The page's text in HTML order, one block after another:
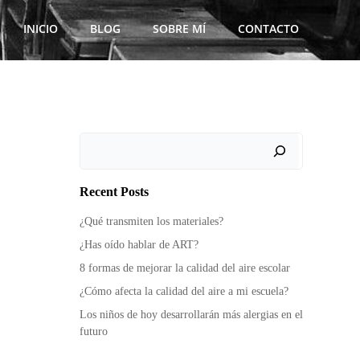
INICIO BLOG SOBRE MÍ CONTACTO
Recent Posts
¿Qué transmiten los materiales?
¿Has oído hablar de ART?
8 formas de mejorar la calidad del aire escolar
¿Cómo afecta la calidad del aire a mi escuela?
Los niños de hoy desarrollarán más alergias en el
futuro